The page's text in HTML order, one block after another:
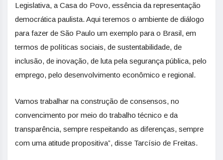
Legislativa, a Casa do Povo, essência da representação
democrática paulista. Aqui teremos o ambiente de diálogo
para fazer de São Paulo um exemplo para o Brasil, em
termos de políticas sociais, de sustentabilidade, de
inclusão, de inovação, de luta pela segurança pública, pelo
emprego, pelo desenvolvimento econômico e regional.
Vamos trabalhar na construção de consensos, no
convencimento por meio do trabalho técnico e da
transparência, sempre respeitando as diferenças, sempre
com uma atitude propositiva”, disse Tarcísio de Freitas.